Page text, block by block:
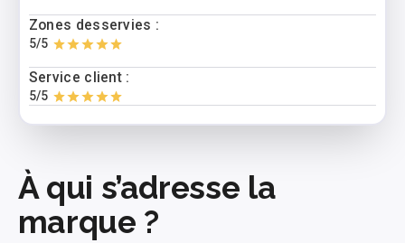
Zones desservies :
5/5
Service client :
5/5
À qui s’adresse la
marque ?